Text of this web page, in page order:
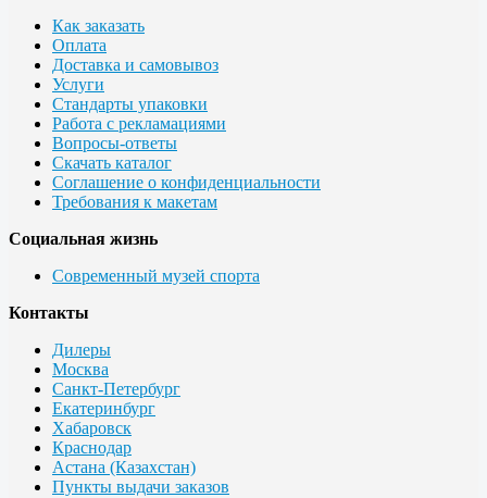
Как заказать
Оплата
Доставка и самовывоз
Услуги
Стандарты упаковки
Работа с рекламациями
Вопросы-ответы
Скачать каталог
Соглашение о конфиденциальности
Требования к макетам
Социальная жизнь
Современный музей спорта
Контакты
Дилеры
Москва
Санкт-Петербург
Екатеринбург
Хабаровск
Краснодар
Астана (Казахстан)
Пункты выдачи заказов